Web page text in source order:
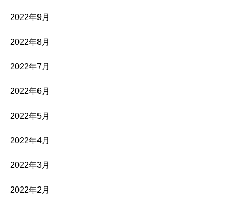
2022年9月
2022年8月
2022年7月
2022年6月
2022年5月
2022年4月
2022年3月
2022年2月